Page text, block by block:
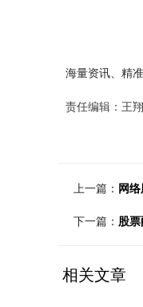
海量资讯、精
责任编辑：王
上一篇： 网
下一篇： 股
相关文章